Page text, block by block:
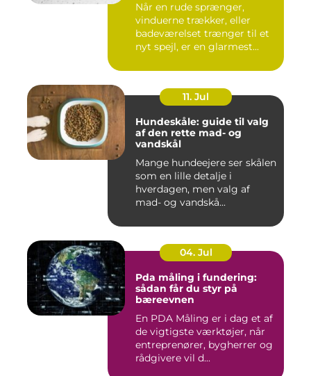
Når en rude sprænger,
vinduerne trækker, eller
badeværelset trænger til et
nyt spejl, er en glarmest...
11. Jul
Hundeskåle: guide til valg
af den rette mad- og
vandskål
Mange hundeejere ser skålen
som en lille detalje i
hverdagen, men valg af
mad- og vandskå...
04. Jul
Pda måling i fundering:
sådan får du styr på
bæreevnen
En PDA Måling er i dag et af
de vigtigste værktøjer, når
entreprenører, bygherrer og
rådgivere vil d...